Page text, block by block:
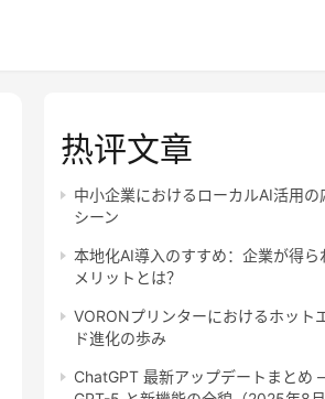
热评文章
中小企業におけるローカルAI活用の
シーン
本地化AI導入のすすめ：企業が得ら
メリットとは？
VORONプリンターにおけるホット
ド進化の歩み
ChatGPT 最新アップデートまとめ